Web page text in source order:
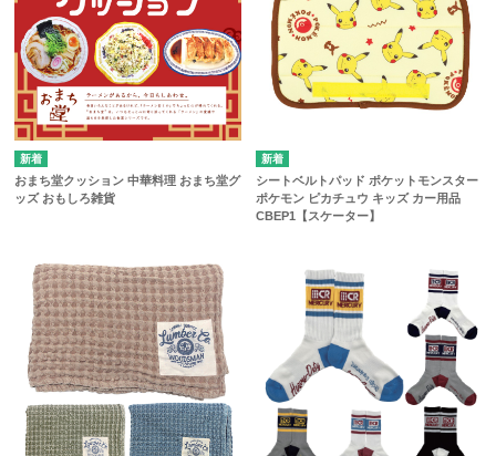
おまち堂クッション 中華料理 おまち堂グ
ッズ おもしろ雑貨
シートベルトパッド ポケットモンスター
ポケモン ピカチュウ キッズ カー用品
CBEP1【スケーター】